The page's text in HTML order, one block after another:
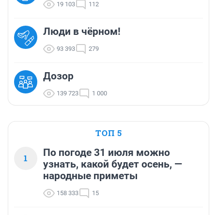
19 103 112
Люди в чёрном!
93 393 279
Дозор
139 723 1 000
ТОП 5
1
По погоде 31 июля можно
узнать, какой будет осень, —
народные приметы
158 333 15